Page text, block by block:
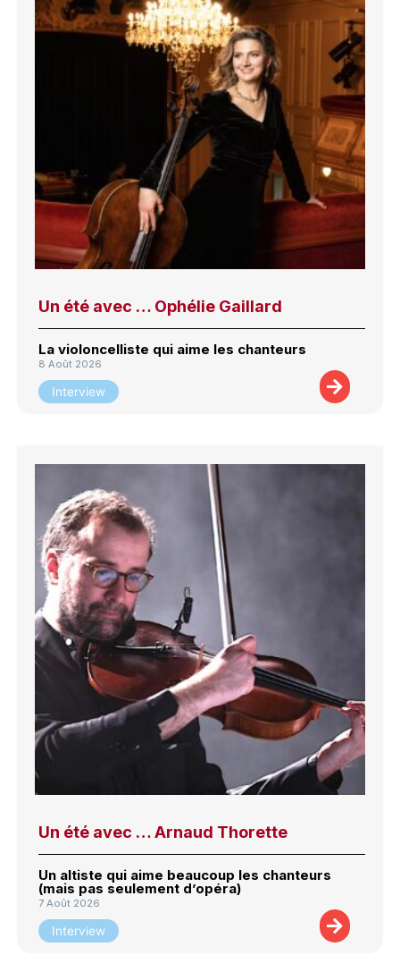
Un été avec … Ophélie Gaillard
La violoncelliste qui aime les chanteurs
8 Août 2026
Interview
Un été avec … Arnaud Thorette
Un altiste qui aime beaucoup les chanteurs
(mais pas seulement d’opéra)
7 Août 2026
Interview